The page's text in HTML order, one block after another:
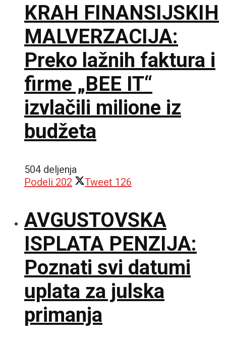
KRAH FINANSIJSKIH
MALVERZACIJA:
Preko lažnih faktura i
firme „BEE IT“
izvlačili milione iz
budžeta
504 deljenja
Podeli 202 Tweet 126
AVGUSTOVSKA
ISPLATA PENZIJA:
Poznati svi datumi
uplata za julska
primanja